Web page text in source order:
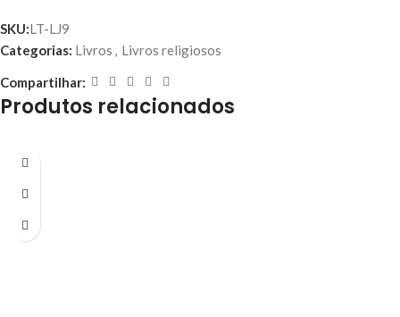
SKU:LT-LJ9
Categorias: Livros , Livros religiosos
Compartilhar:
Produtos relacionados